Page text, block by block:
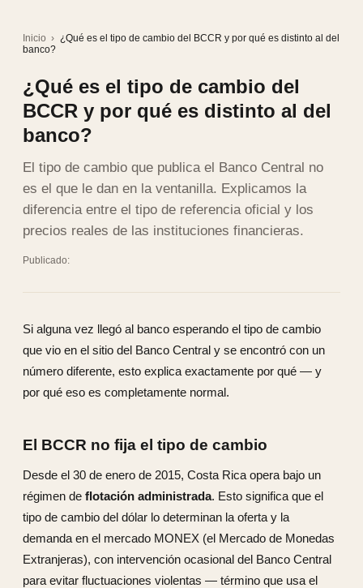
Inicio › ¿Qué es el tipo de cambio del BCCR y por qué es distinto al del
banco?
¿Qué es el tipo de cambio del
BCCR y por qué es distinto al del
banco?
El tipo de cambio que publica el Banco Central no
es el que le dan en la ventanilla. Explicamos la
diferencia entre el tipo de referencia oficial y los
precios reales de las instituciones financieras.
Publicado:
Si alguna vez llegó al banco esperando el tipo de cambio
que vio en el sitio del Banco Central y se encontró con un
número diferente, esto explica exactamente por qué — y
por qué eso es completamente normal.
El BCCR no fija el tipo de cambio
Desde el 30 de enero de 2015, Costa Rica opera bajo un
régimen de flotación administrada. Esto significa que el
tipo de cambio del dólar lo determinan la oferta y la
demanda en el mercado MONEX (el Mercado de Monedas
Extranjeras), con intervención ocasional del Banco Central
para evitar fluctuaciones violentas — término que usa el